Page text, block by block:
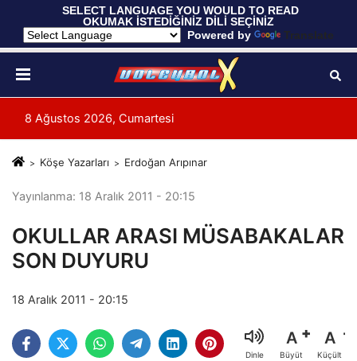
SELECT LANGUAGE YOU WOULD TO READ
OKUMAK İSTEDİĞİNİZ DİLİ SEÇİNİZ
Powered by
Translate
8 Ağustos 2026, Cumartesi
Köşe Yazarları Erdoğan Arıpınar
Yayınlanma: 18 Aralık 2011 - 20:15
OKULLAR ARASI MÜSABAKALAR
SON DUYURU
18 Aralık 2011 - 20:15
Dinle
A
Büyüt
A
Küçült